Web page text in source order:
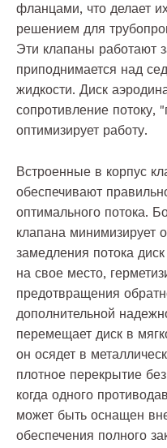
фланцами, что делает
решением для
Эти клапаны работают
приподнимается над
жидкости. Диск
сопротивление потоку,
оптимизирует работу.
Встроенные в корпус
обеспечивают
оптимального потока.
клапана минимизирует
замедления потока
на свое место,
предотвращения
дополнительной
перемещает диск в
он осядет в
плотное перекрытие
когда одного
может быть оснащен
обеспечения полного